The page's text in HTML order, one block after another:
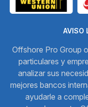
AVISO
Offshore Pro Group
particulares y
analizar sus
mejores bancos
ayudarle a